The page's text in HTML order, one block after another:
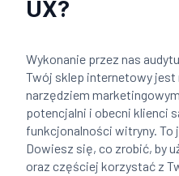
UX?
Wykonanie przez nas
Twój sklep internetowy
narzędziem
potencjalni i obecni klienci
funkcjonalności witryny. To
Dowiesz się, co zrobić, by
oraz częściej korzystać z